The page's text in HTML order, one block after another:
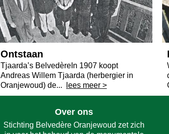
Ontstaan
Tjaarda’s BelvedèreIn 1907 koopt
Andreas Willem Tjaarda (herbergier in
Oranjewoud) de...
lees meer >
Over ons
Stichting Belvedère Oranjewoud zet zich